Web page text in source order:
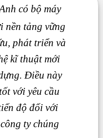
có bộ máy
nền tảng vững
phát triển và
kĩ thuật mới
Điều này
với yêu cầu
độ đối với
ty chúng